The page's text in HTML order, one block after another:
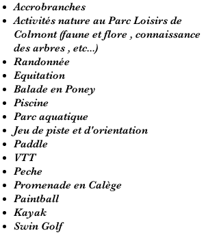
Accrobranches
Activités nature au Parc Loisirs de
Colmont (faune et flore , connaissance
des arbres , etc...)
Randonnée
Equitation
Balade en Poney
Piscine
Parc aquatique
Jeu de piste et d'orientation
Paddle
VTT
Peche
Promenade en Calège
Paintball
Kayak
Swin Golf